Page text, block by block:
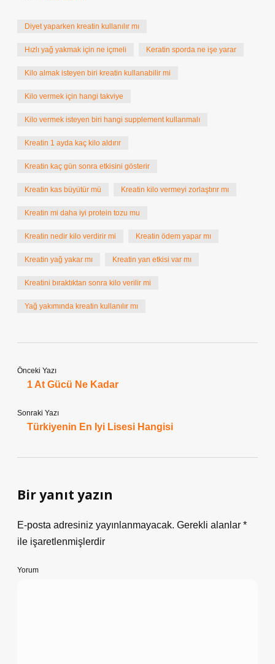
Diyet yaparken kreatin kullanılır mı
Hızlı yağ yakmak için ne içmeli Keratin sporda ne işe yarar
Kilo almak isteyen biri kreatin kullanabilir mi
Kilo vermek için hangi takviye
Kilo vermek isteyen biri hangi supplement kullanmalı
Kreatin 1 ayda kaç kilo aldırır
Kreatin kaç gün sonra etkisini gösterir
Kreatin kas büyütür mü Kreatin kilo vermeyi zorlaştırır mı
Kreatin mi daha iyi protein tozu mu
Kreatin nedir kilo verdirir mi Kreatin ödem yapar mı
Kreatin yağ yakar mı Kreatin yan etkisi var mı
Kreatini bıraktıktan sonra kilo verilir mi
Yağ yakımında kreatin kullanılır mı
Önceki Yazı
1 At Gücü Ne Kadar
Sonraki Yazı
Türkiyenin En Iyi Lisesi Hangisi
Bir yanıt yazın
E-posta adresiniz yayınlanmayacak. Gerekli alanlar *
ile işaretlenmişlerdir
Yorum